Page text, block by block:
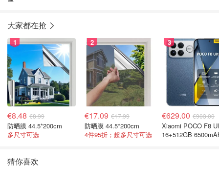
大家都在抢
1
€8.48 €8.99
防晒膜 44.5*200cm
多尺寸可选
2
€17.09 €17.99
防晒膜 44.5*200cm
4件95折；超多尺寸可选
3
€629.00 €903.00
Xiaomi POCO F8
16+512GB
猜你喜欢